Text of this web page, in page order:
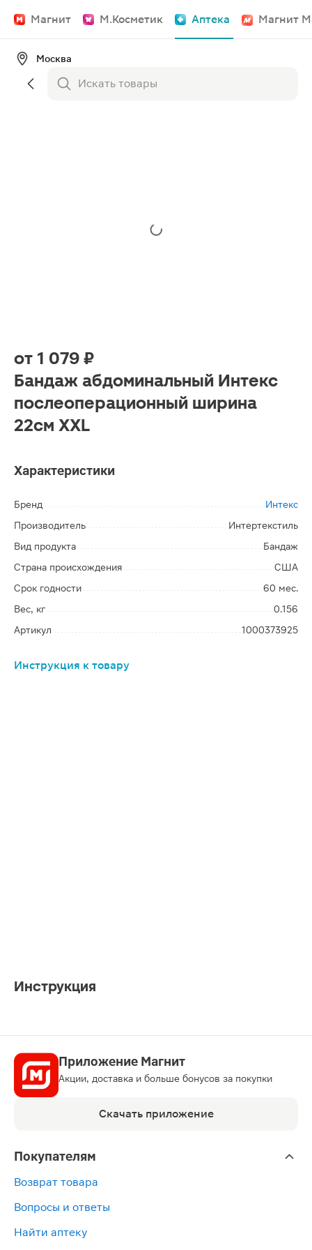
Магнит М.Косметик Аптека Магнит
Москва
от 1 079 ₽
Бандаж абдоминальный Интекс
послеоперационный ширина
22см XXL
Характеристики
Бренд
Интекс
Производитель
Интертекстиль
Вид продукта
Бандаж
Страна происхождения
США
Срок годности
60 мес.
Вес, кг
0.156
Артикул
1000373925
Инструкция к товару
Инструкция
Приложение Магнит
Акции, доставка и больше бонусов за покупки
Скачать приложение
Покупателям
Возврат товара
Вопросы и ответы
Найти аптеку